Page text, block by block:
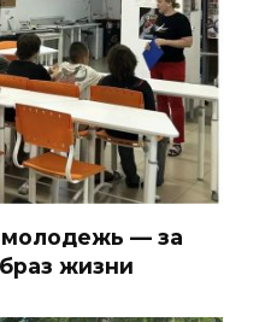
молодежь — за
жизни